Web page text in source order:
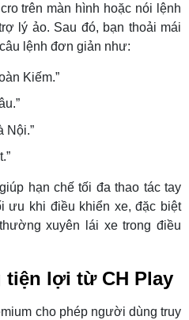
trên màn hình hoặc nói lệnh
lý ảo. Sau đó, bạn thoải mái
lệnh đơn giản như:
Kiếm.”
Nội.”
hạn chế tối đa thao tác tay
ưu khi điều khiển xe, đặc biệt
xuyên lái xe trong điều
tiện lợi từ CH Play
cho phép người dùng truy